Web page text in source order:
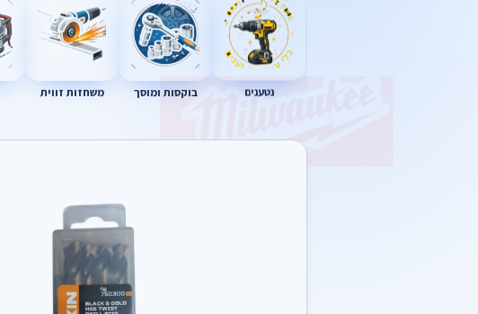
נטענים בוקסות ומוסך משחזות זווית